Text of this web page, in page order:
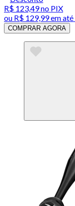
R$ 123,49no PIX
ou R$ 129,99em até
COMPRAR AGORA